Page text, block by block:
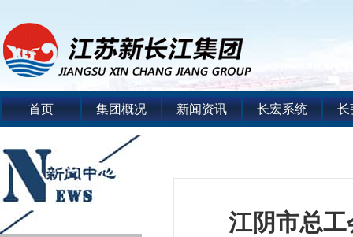
首页 集团概况 新闻资讯 长宏系统 长
江阴市总